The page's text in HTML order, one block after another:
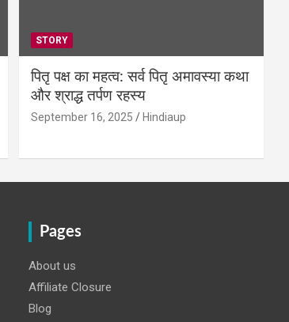
STORY
पितृ पक्ष का महत्व: सर्व पितृ अमावस्या कथा
और श्राद्ध तर्पण रहस्य
September 16, 2025 Hindiaup
Pages
About us
Affiliate Closure
Blog